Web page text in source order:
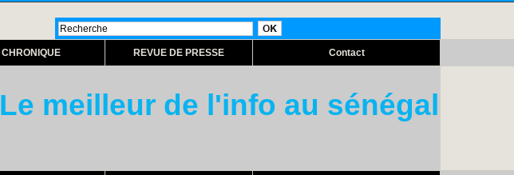
CHRONIQUE REVUE DE PRESSE Contact
Le meilleur de l'info au sénégal